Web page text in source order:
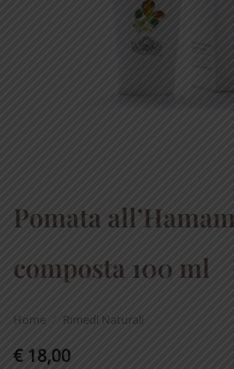
Pomata
composta 100 ml
Home Rimedi Naturali
€ 18,00